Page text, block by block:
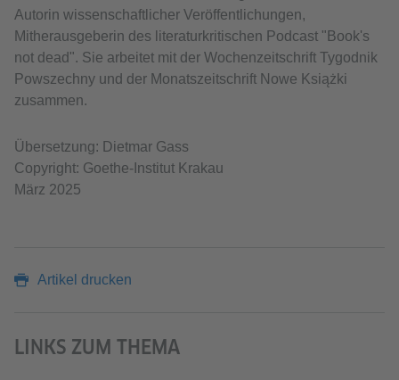
Autorin wissenschaftlicher Veröffentlichungen,
Mitherausgeberin des literaturkritischen Podcast "Book's
not dead". Sie arbeitet mit der Wochenzeitschrift Tygodnik
Powszechny und der Monatszeitschrift Nowe Książki
zusammen.
Übersetzung: Dietmar Gass
Copyright: Goethe-Institut Krakau
März 2025
Artikel drucken
LINKS ZUM THEMA